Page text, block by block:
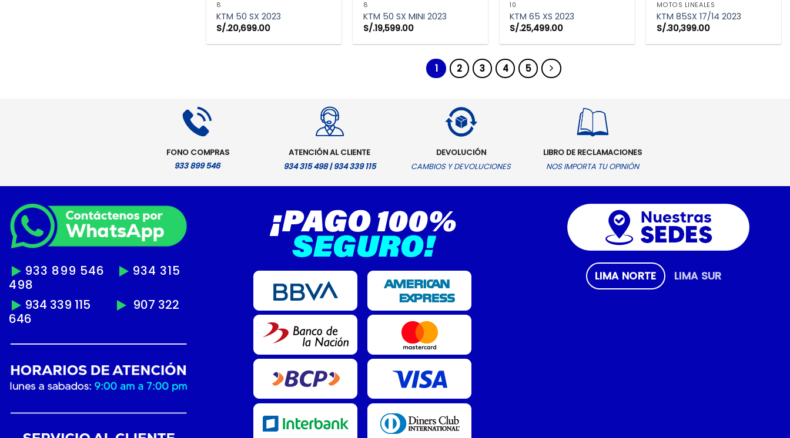
8
KTM 50 SX 2023
S/.20,699.00
8
KTM 50 SX MINI 2023
S/.19,599.00
10
KTM 65 XS 2023
S/.25,499.00
MOTOS LINEALES
KTM 85SX 17/14 2023
S/.30,399.00
1 2 3 4 5
FONO COMPRAS
933 899 546
ATENCIÓN AL CLIENTE
934 315 498 | 934 339 115
DEVOLUCIÓN
CAMBIOS Y DEVOLUCIONES
LIBRO DE RECLAMACIONES
NOS IMPORTA TU OPINIÓN
933 899 546
934 315
498
934 339 115
907 322
646
LIMA NORTE LIMA SUR